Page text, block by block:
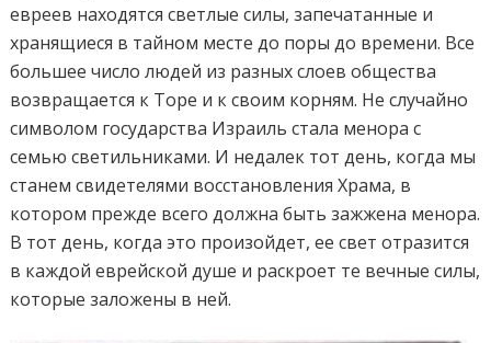
евреев находятся светлые силы, запечатанные и
хранящиеся в тайном месте до поры до времени. Все
большее число людей из разных слоев общества
возвращается к Торе и к своим корням. Не случайно
символом государства Израиль стала менора с
семью светильниками. И недалек тот день, когда мы
станем свидетелями восстановления Храма, в
котором прежде всего должна быть зажжена менора.
В тот день, когда это произойдет, ее свет отразится
в каждой еврейской душе и раскроет те вечные силы,
которые заложены в ней.